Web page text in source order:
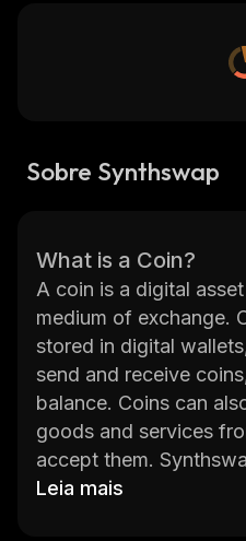
Sobre Synthswap
What is a Coin?
A coin is a digital
medium of exchange.
stored in digital
send and receive
balance. Coins can
goods and services
accept them.
that allows users to
Leia mais